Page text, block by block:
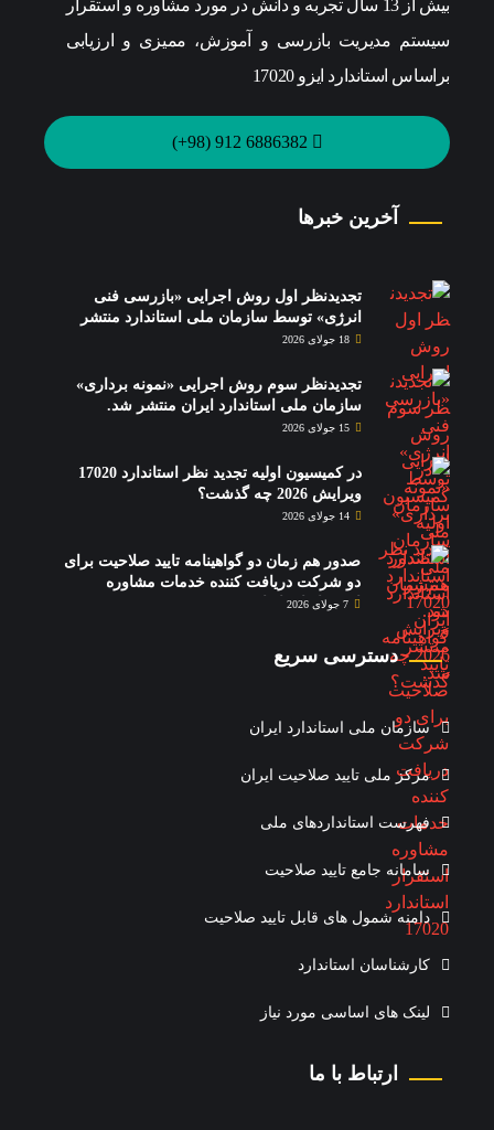
بیش از 13 سال تجربه و دانش در مورد مشاوره و استقرار
سیستم مدیریت بازرسی و آموزش، ممیزی و ارزیابی
براساس استاندارد ایزو 17020
6886382 912 (98+)
آخرین خبرها
تجدیدنظر اول روش اجرایی «بازرسی فنی
انرژی» توسط سازمان ملی استاندارد منتشر
شد.
18 جولای 2026
تجدیدنظر سوم روش اجرایی «نمونه برداری»
سازمان ملی استاندارد ایران منتشر شد.
15 جولای 2026
در کمیسیون اولیه تجدید نظر استاندارد 17020
ویرایش 2026 چه گذشت؟
14 جولای 2026
صدور هم زمان دو گواهینامه تایید صلاحیت برای
دو شرکت دریافت کننده خدمات مشاوره
استقرار استاندارد 17020
7 جولای 2026
دسترسی سریع
سازمان ملی استاندارد ایران
مرکز ملی تایید صلاحیت ایران
فهرست استانداردهای ملی
سامانه جامع تایید صلاحیت
دامنه شمول های قابل تایید صلاحیت
کارشناسان استاندارد
لینک های اساسی مورد نیاز
ارتباط با ما